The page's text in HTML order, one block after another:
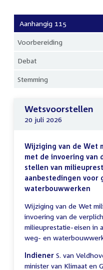
Aanhangig 115
Voorbereiding
Debat
Stemming
Wetsvoorstellen
20 juli 2026
Wijziging van de Wet
met de invoering van
stellen van
aanbestedingen voor
waterbouwwerken
Wijziging van de Wet
invoering van de
milieuprestatie-eisen in
weg- en
Indiener S. van
minister van Klimaat en